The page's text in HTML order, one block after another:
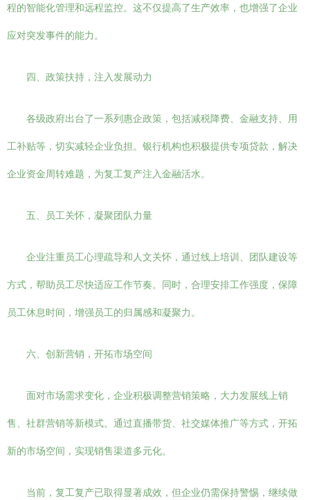
程的智能化管理和远程监控。这不仅提高了生产效率，也增强了企业
应对突发事件的能力。
四、政策扶持，注入发展动力
各级政府出台了一系列惠企政策，包括减税降费、金融支持、用
工补贴等，切实减轻企业负担。银行机构也积极提供专项贷款，解决
企业资金周转难题，为复工复产注入金融活水。
五、员工关怀，凝聚团队力量
企业注重员工心理疏导和人文关怀，通过线上培训、团队建设等
方式，帮助员工尽快适应工作节奏。同时，合理安排工作强度，保障
员工休息时间，增强员工的归属感和凝聚力。
六、创新营销，开拓市场空间
面对市场需求变化，企业积极调整营销策略，大力发展线上销
售、社群营销等新模式。通过直播带货、社交媒体推广等方式，开拓
新的市场空间，实现销售渠道多元化。
当前，复工复产已取得显著成效，但企业仍需保持警惕，继续做